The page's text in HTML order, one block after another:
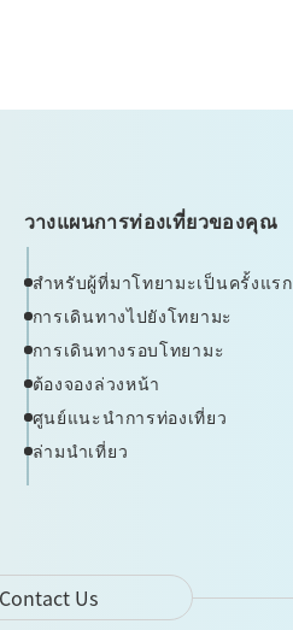
วางแผนการท่องเที่ยวของคุณ
สำหรับผู้ที่มาโทยามะเป็นครั้งแรก
การเดินทางไปยังโทยามะ
การเดินทางรอบโทยามะ
ต้องจองล่วงหน้า
ศูนย์แนะนำการท่องเที่ยว
ล่ามนำเที่ยว
Contact Us